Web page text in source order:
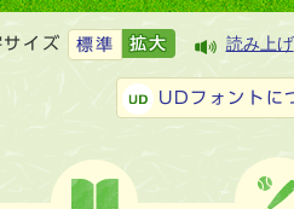
サイズ 標準 拡大 読み上げ
UDフォントに